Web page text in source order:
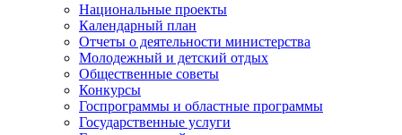
Национальные проекты
Календарный план
Отчеты о деятельности министерства
Молодежный и детский отдых
Общественные советы
Конкурсы
Госпрограммы и областные программы
Государственные услуги